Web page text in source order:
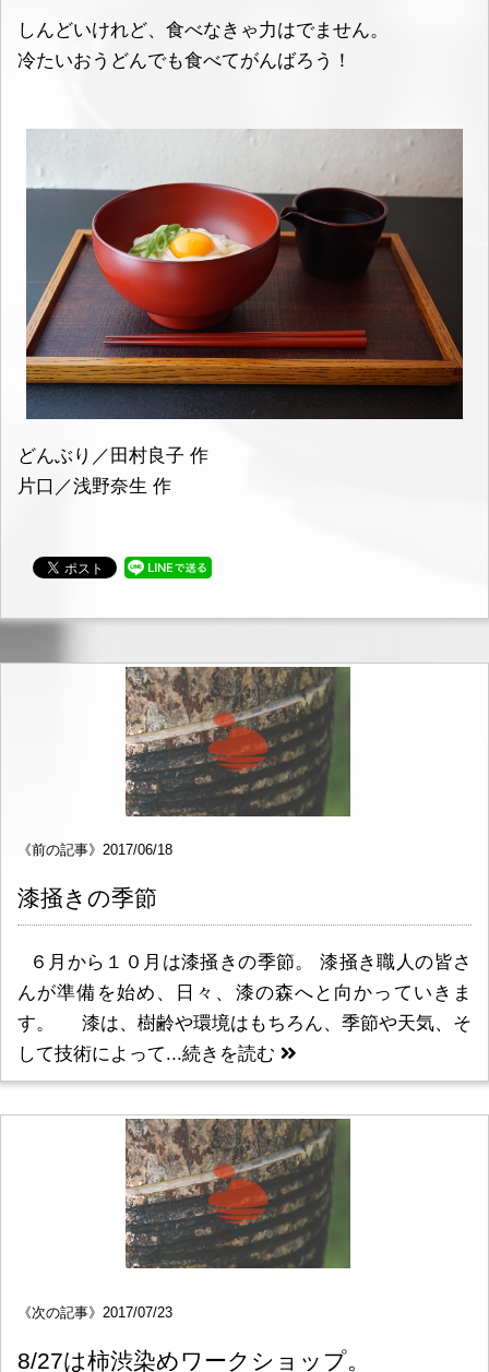
しんどいけれど、食べなきゃ力はでません。
冷たいおうどんでも食べてがんばろう！
どんぶり／田村良子 作
片口／浅野奈生 作
《前の記事》2017/06/18
漆掻きの季節
６月から１０月は漆掻きの季節。 漆掻き職人の皆さ
んが準備を始め、日々、漆の森へと向かっていきま
す。 漆は、樹齢や環境はもちろん、季節や天気、そ
して技術によって...続きを読む
《次の記事》2017/07/23
8/27は柿渋染めワークショップ。